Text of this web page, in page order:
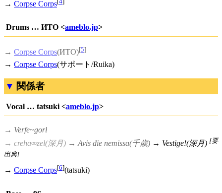
→ Corpse Corps
Drums … ИTO <ameblo.jp>
→ Corpse Corps(ИTO)[5]
→ Corpse Corps(サポート/Ruika)
関係者
Vocal … tatsuki <ameblo.jp>
→ Verfe~gorl
→ creha∞zel(深月) → Avis die nemissa(千歳) → Vestige!(深月) [要
出典]
→ Corpse Corps[6](tatsuki)